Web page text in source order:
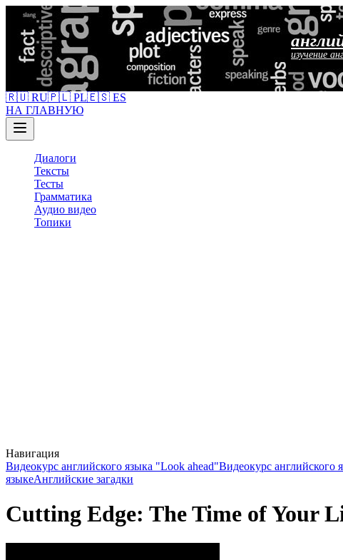
изучение
🇷🇺 RU🇵🇱 PL🇪🇸 ES
НА ГЛАВНУЮ
Диалоги
Тексты
Тесты
Грамматика
Аудио видео
Топики
Навигация
Видеокурс английского языка "Look ahead"Видеокурс английского
языкеАнглийские загадки
Cutting Edge: The Time of Your